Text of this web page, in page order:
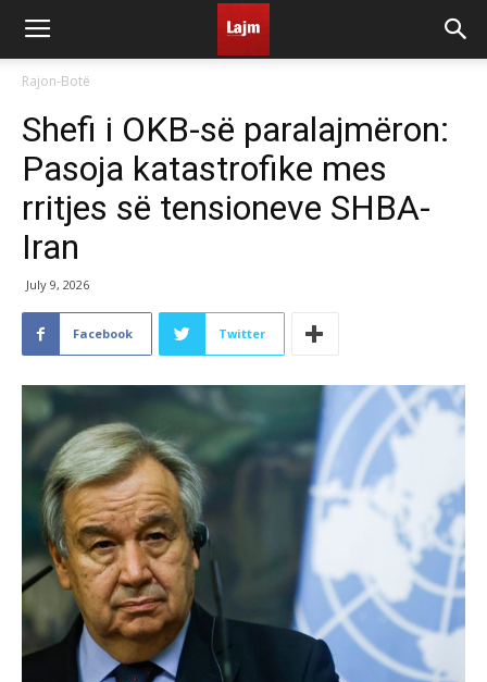
Rajon-Botë
Shefi i OKB-së paralajmëron:
Pasoja katastrofike mes
rritjes së tensioneve SHBA-
Iran
July 9, 2026
Facebook Twitter